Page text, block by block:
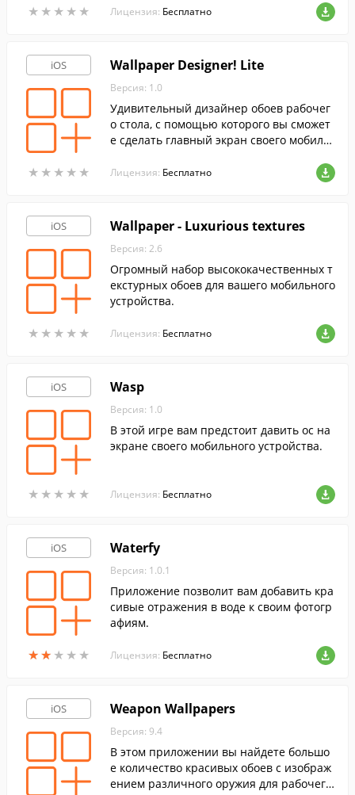
★ ★ ★ ★ ★
★ ★ ★ ★ ★
бытий.
Лицензия: Бесплатно
iOS
★ ★ ★ ★ ★
★ ★ ★ ★ ★
Wallpaper Designer! Lite
Версия: 1.0
Удивительный дизайнер обоев рабочег
о стола, с помощью которого вы сможет
е сделать главный экран своего мобиль
Лицензия: Бесплатно
iOS
★ ★ ★ ★ ★
★ ★ ★ ★ ★
Wallpaper - Luxurious textures
Версия: 2.6
Огромный набор высококачественных т
екстурных обоев для вашего мобильного
устройства.
Лицензия: Бесплатно
iOS
★ ★ ★ ★ ★
★ ★ ★ ★ ★
Wasp
Версия: 1.0
В этой игре вам предстоит давить ос на
экране своего мобильного устройства.
Лицензия: Бесплатно
iOS
★★ ★ ★ ★
★★ ★ ★ ★
Waterfy
Версия: 1.0.1
Приложение позволит вам добавить кра
сивые отражения в воде к своим фотогр
афиям.
Лицензия: Бесплатно
iOS Weapon Wallpapers
Версия: 9.4
В этом приложении вы найдете большо
е количество красивых обоев с изображ
ением различного оружия для рабочего